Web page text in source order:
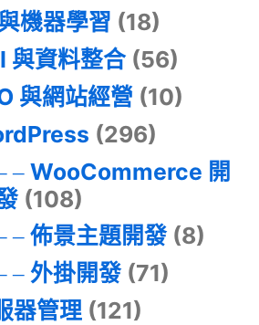
機器學習 (18)
與資料整合(56)
與網站經營 (10)
(296)
WooCommerce 開
(108)
佈景主題開發(8)
外掛開發(71)
器管理(121)